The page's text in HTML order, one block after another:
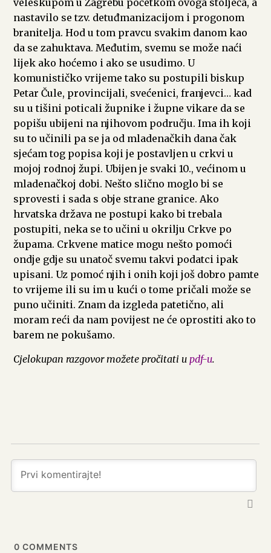
veleskupom u Zagrebu početkom ovoga stoljeća, a
nastavilo se tzv. detuđmanizacijom i progonom
branitelja. Hod u tom pravcu svakim danom kao
da se zahuktava. Međutim, svemu se može naći
lijek ako hoćemo i ako se usudimo. U
komunističko vrijeme tako su postupili biskup
Petar Čule, provincijali, svećenici, franjevci… kad
su u tišini poticali župnike i župne vikare da se
popišu ubijeni na njihovom području. Ima ih koji
su to učinili pa se ja od mladenačkih dana čak
sjećam tog popisa koji je postavljen u crkvi u
mojoj rodnoj župi. Ubijen je svaki 10., većinom u
mladenačkoj dobi. Nešto slično moglo bi se
sprovesti i sada s obje strane granice. Ako
hrvatska država ne postupi kako bi trebala
postupiti, neka se to učini u okrilju Crkve po
župama. Crkvene matice mogu nešto pomoći
ondje gdje su unatoč svemu takvi podatci ipak
upisani. Uz pomoć njih i onih koji još dobro pamte
to vrijeme ili su im u kući o tome pričali može se
puno učiniti. Znam da izgleda patetično, ali
moram reći da nam povijest ne će oprostiti ako to
barem ne pokušamo.
Cjelokupan razgovor možete pročitati u pdf-u.
0 COMMENTS